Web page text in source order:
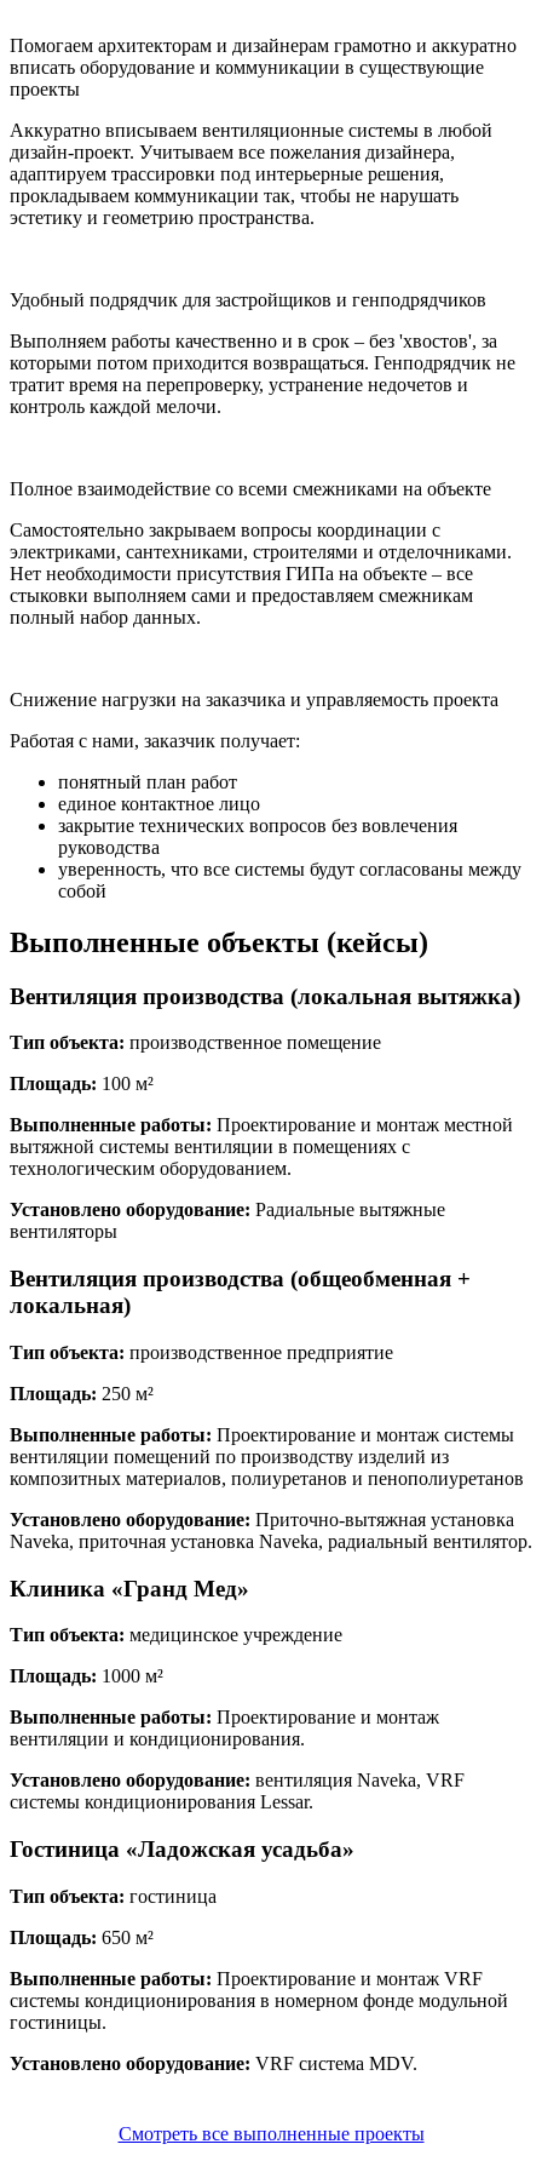
Помогаем архитекторам и дизайнерам грамотно и аккуратно
вписать оборудование и коммуникации в существующие
проекты
Аккуратно вписываем вентиляционные системы в любой
дизайн-проект. Учитываем все пожелания дизайнера,
адаптируем трассировки под интерьерные решения,
прокладываем коммуникации так, чтобы не нарушать
эстетику и геометрию пространства.
Удобный подрядчик для застройщиков и генподрядчиков
Выполняем работы качественно и в срок – без 'хвостов', за
которыми потом приходится возвращаться. Генподрядчик не
тратит время на перепроверку, устранение недочетов и
контроль каждой мелочи.
Полное взаимодействие со всеми смежниками на объекте
Самостоятельно закрываем вопросы координации с
электриками, сантехниками, строителями и отделочниками.
Нет необходимости присутствия ГИПа на объекте – все
стыковки выполняем сами и предоставляем смежникам
полный набор данных.
Снижение нагрузки на заказчика и управляемость проекта
Работая с нами, заказчик получает:
понятный план работ
единое контактное лицо
закрытие технических вопросов без вовлечения
руководства
уверенность, что все системы будут согласованы между
собой
Выполненные объекты (кейсы)
Вентиляция производства (локальная вытяжка)
Тип объекта: производственное помещение
Площадь: 100 м²
Выполненные работы: Проектирование и монтаж местной
вытяжной системы вентиляции в помещениях с
технологическим оборудованием.
Установлено оборудование: Радиальные вытяжные
вентиляторы
Вентиляция производства (общеобменная +
локальная)
Тип объекта: производственное предприятие
Площадь: 250 м²
Выполненные работы: Проектирование и монтаж системы
вентиляции помещений по производству изделий из
композитных материалов, полиуретанов и пенополиуретанов
Установлено оборудование: Приточно-вытяжная установка
Naveka, приточная установка Naveka, радиальный вентилятор.
Клиника «Гранд Мед»
Тип объекта: медицинское учреждение
Площадь: 1000 м²
Выполненные работы: Проектирование и монтаж
вентиляции и кондиционирования.
Установлено оборудование: вентиляция Naveka, VRF
системы кондиционирования Lessar.
Гостиница «Ладожская усадьба»
Тип объекта: гостиница
Площадь: 650 м²
Выполненные работы: Проектирование и монтаж VRF
системы кондиционирования в номерном фонде модульной
гостиницы.
Установлено оборудование: VRF система MDV.
Смотреть все выполненные проекты